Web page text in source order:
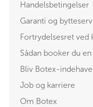
Handelsbetingelser
Garanti og
Fortrydelsesret ved
Sådan booker du
Bliv Botex-
Job og karriere
Om Botex